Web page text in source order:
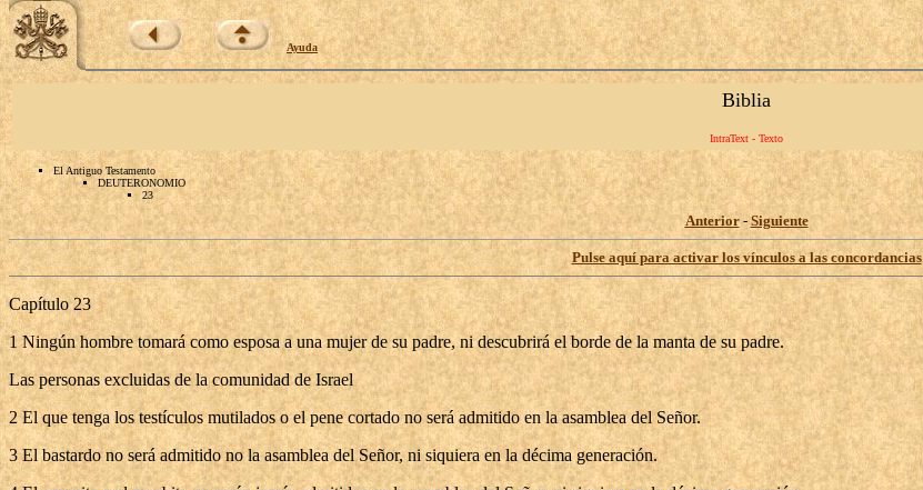
Ayuda
Biblia
IntraText - Texto
El Antiguo Testamento
DEUTERONOMIO
23
Anterior- Siguiente
Pulse aquí para activar los vínculos a las concordancias
Capítulo 23
1 Ningún hombre tomará como esposa a una mujer de su padre, ni descubrirá el borde de la manta de su padre.
Las personas excluidas de la comunidad de Israel
2 El que tenga los testículos mutilados o el pene cortado no será admitido en la asamblea del Señor.
3 El bastardo no será admitido no la asamblea del Señor, ni siquiera en la décima generación.